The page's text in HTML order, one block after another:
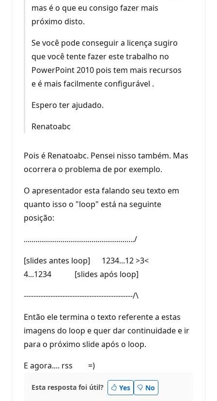
mas é o que eu consigo fazer mais
próximo disto.
Se você pode conseguir a licença sugiro
que você tente fazer este trabalho no
PowerPoint 2010 pois tem mais recursos
e é mais facilmente configurável .
Espero ter ajudado.
Renatoabc
Pois é Renatoabc. Pensei nisso também. Mas
ocorrera o problema de por exemplo.
O apresentador esta falando seu texto em
quanto isso o "loop" está na seguinte
posição:
........................................................./
[slides antes loop] 1234...12 >3<
4...1234 [slides após loop]
---------------------------------------------/\
Então ele termina o texto referente a estas
imagens do loop e quer dar continuidade e ir
para o próximo slide após o loop.
E agora.... rss =)
Esta resposta foi útil? Yes No